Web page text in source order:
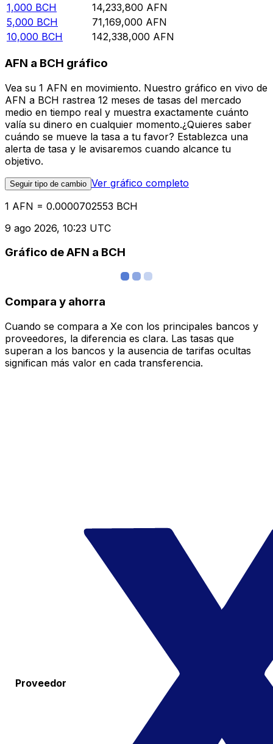
1,000 BCH 14,233,800 AFN
5,000 BCH 71,169,000 AFN
10,000 BCH 142,338,000 AFN
AFN a BCH gráfico
Vea su 1 AFN en movimiento. Nuestro gráfico en vivo de
AFN a BCH rastrea 12 meses de tasas del mercado
medio en tiempo real y muestra exactamente cuánto
valía su dinero en cualquier momento.¿Quieres saber
cuándo se mueve la tasa a tu favor? Establezca una
alerta de tasa y le avisaremos cuando alcance tu
objetivo.
Seguir tipo de cambio Ver gráfico completo
1 AFN = 0.0000702553 BCH
9 ago 2026, 10:23 UTC
Gráfico de AFN a BCH
Compara y ahorra
Cuando se compara a Xe con los principales bancos y
proveedores, la diferencia es clara. Las tasas que
superan a los bancos y la ausencia de tarifas ocultas
significan más valor en cada transferencia.
Proveedor